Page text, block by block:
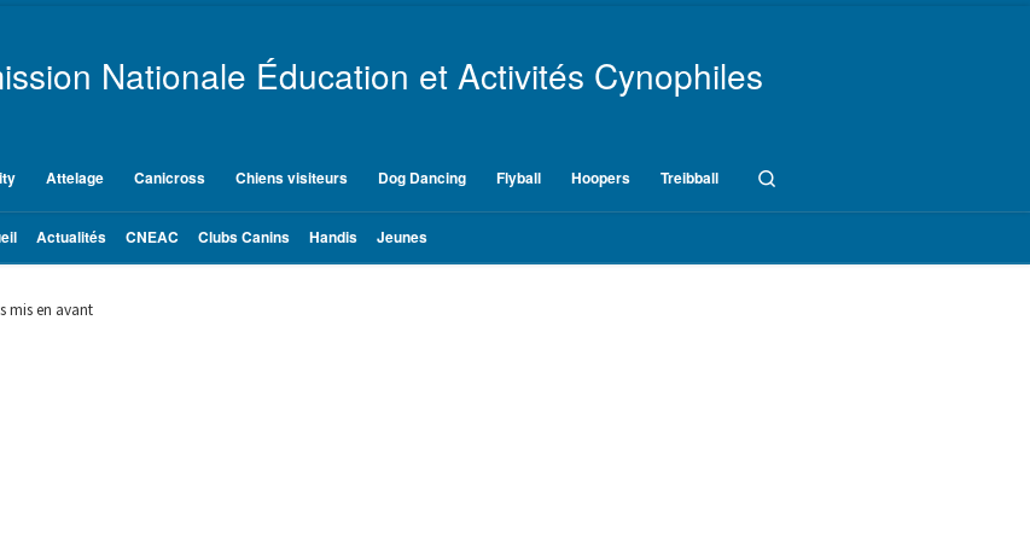
Actualités CNEAC Clubs Canins Handis Jeunes
Nationale Éducation et Activités Cynophiles
Attelage Canicross Chiens visiteurs Dog Dancing Flyball Hoopers Treibball
mis en avant